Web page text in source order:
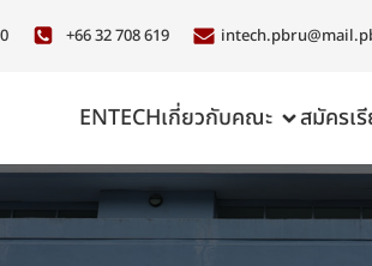
+66 32 708 619
ENTECHเกี่ยวกับคณะ สมัครเ